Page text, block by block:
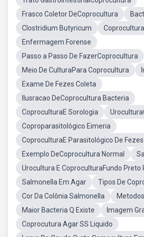
Frasco Coletor DeCoprocultura
Clostridium Butyricum
Enfermagem Forense
Passo a Passo De FazerCoprocultura
Meio De CulturaPara Coprocultura
Exame De Fezes Coleta
Ilusracao DeCoprocultura Bacteria
CoproculturaE Sorologia
Coproparasitológico Eimeria
CoproculturaE Parasitológico De Fezes
Exemplo DeCoprocultura Normal
Urocultura E CoproculturaFundo Preto
Salmonella Em Agar
Tipos De
Cor Da Colônia Salmonella
Maior Bacteria Q Existe
Imagem
Coprocutura Agar SS Liquido